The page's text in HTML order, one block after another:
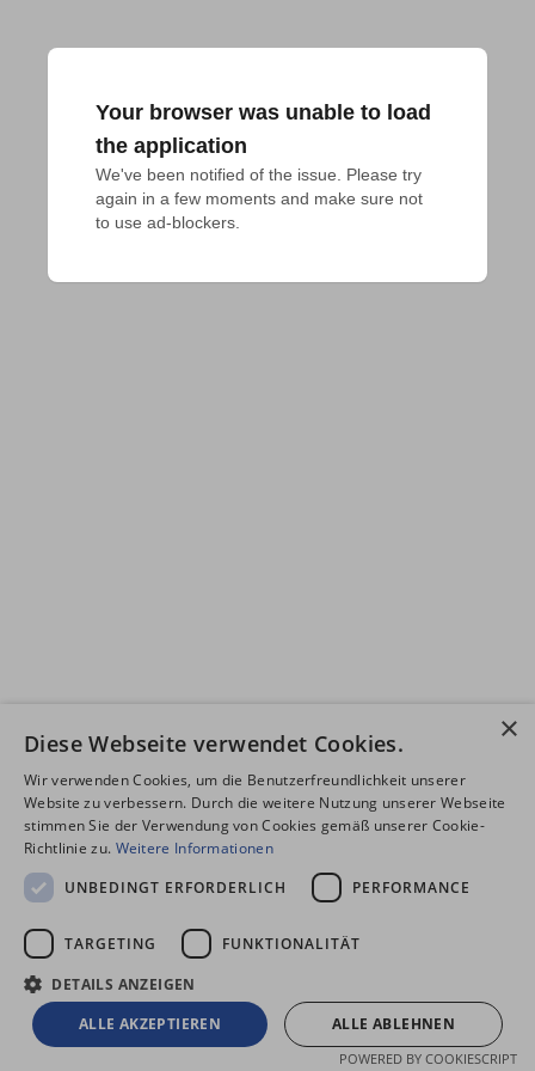
Your browser was unable to load
the application
We've been notified of the issue. Please try
again in a few moments and make sure not
to use ad-blockers.
×
Diese Webseite verwendet Cookies.
Wir verwenden Cookies, um die Benutzerfreundlichkeit unserer
Website zu verbessern. Durch die weitere Nutzung unserer Webseite
stimmen Sie der Verwendung von Cookies gemäß unserer Cookie-
Richtlinie zu. Weitere Informationen
UNBEDINGT ERFORDERLICH
PERFORMANCE
TARGETING FUNKTIONALITÄT
DETAILS ANZEIGEN
ALLE AKZEPTIEREN
ALLE ABLEHNEN
POWERED BY COOKIESCRIPT